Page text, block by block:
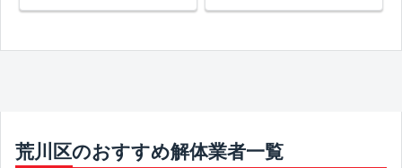
荒川区のおすすめ解体業者一覧